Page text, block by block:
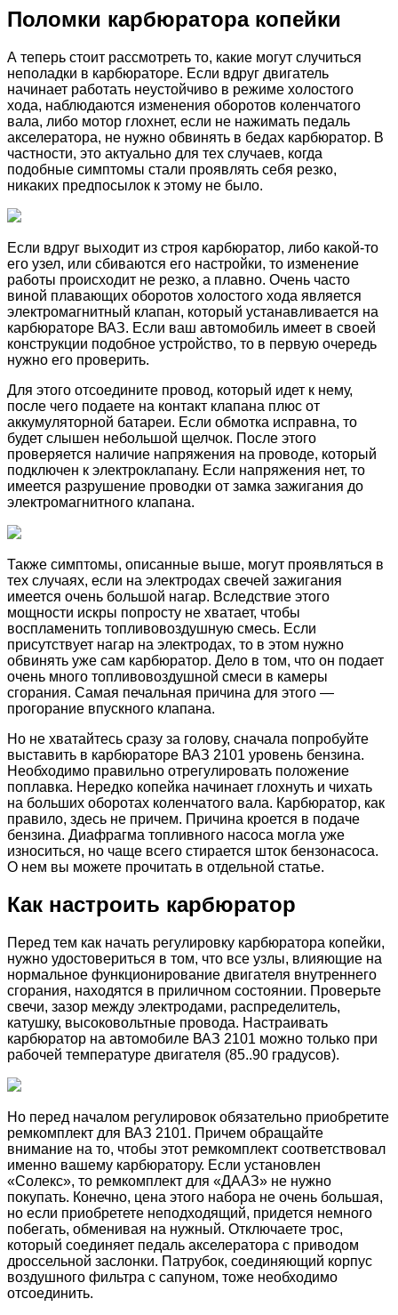
Поломки карбюратора копейки
А теперь стоит рассмотреть то, какие могут случиться
неполадки в карбюраторе. Если вдруг двигатель
начинает работать неустойчиво в режиме холостого
хода, наблюдаются изменения оборотов коленчатого
вала, либо мотор глохнет, если не нажимать педаль
акселератора, не нужно обвинять в бедах карбюратор. В
частности, это актуально для тех случаев, когда
подобные симптомы стали проявлять себя резко,
никаких предпосылок к этому не было.
Если вдруг выходит из строя карбюратор, либо какой-то
его узел, или сбиваются его настройки, то изменение
работы происходит не резко, а плавно. Очень часто
виной плавающих оборотов холостого хода является
электромагнитный клапан, который устанавливается на
карбюраторе ВАЗ. Если ваш автомобиль имеет в своей
конструкции подобное устройство, то в первую очередь
нужно его проверить.
Для этого отсоедините провод, который идет к нему,
после чего подаете на контакт клапана плюс от
аккумуляторной батареи. Если обмотка исправна, то
будет слышен небольшой щелчок. После этого
проверяется наличие напряжения на проводе, который
подключен к электроклапану. Если напряжения нет, то
имеется разрушение проводки от замка зажигания до
электромагнитного клапана.
Также симптомы, описанные выше, могут проявляться в
тех случаях, если на электродах свечей зажигания
имеется очень большой нагар. Вследствие этого
мощности искры попросту не хватает, чтобы
воспламенить топливовоздушную смесь. Если
присутствует нагар на электродах, то в этом нужно
обвинять уже сам карбюратор. Дело в том, что он подает
очень много топливовоздушной смеси в камеры
сгорания. Самая печальная причина для этого —
прогорание впускного клапана.
Но не хватайтесь сразу за голову, сначала попробуйте
выставить в карбюраторе ВАЗ 2101 уровень бензина.
Необходимо правильно отрегулировать положение
поплавка. Нередко копейка начинает глохнуть и чихать
на больших оборотах коленчатого вала. Карбюратор, как
правило, здесь не причем. Причина кроется в подаче
бензина. Диафрагма топливного насоса могла уже
износиться, но чаще всего стирается шток бензонасоса.
О нем вы можете прочитать в отдельной статье.
Как настроить карбюратор
Перед тем как начать регулировку карбюратора копейки,
нужно удостовериться в том, что все узлы, влияющие на
нормальное функционирование двигателя внутреннего
сгорания, находятся в приличном состоянии. Проверьте
свечи, зазор между электродами, распределитель,
катушку, высоковольтные провода. Настраивать
карбюратор на автомобиле ВАЗ 2101 можно только при
рабочей температуре двигателя (85..90 градусов).
Но перед началом регулировок обязательно приобретите
ремкомплект для ВАЗ 2101. Причем обращайте
внимание на то, чтобы этот ремкомплект соответствовал
именно вашему карбюратору. Если установлен
«Солекс», то ремкомплект для «ДААЗ» не нужно
покупать. Конечно, цена этого набора не очень большая,
но если приобретете неподходящий, придется немного
побегать, обменивая на нужный. Отключаете трос,
который соединяет педаль акселератора с приводом
дроссельной заслонки. Патрубок, соединяющий корпус
воздушного фильтра с сапуном, тоже необходимо
отсоединить.